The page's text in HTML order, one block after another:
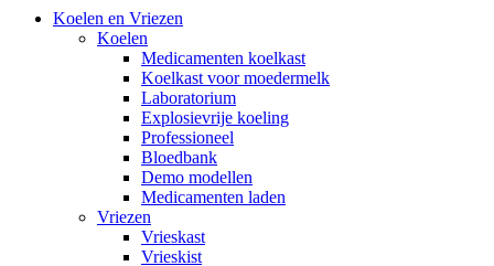
Koelen en Vriezen
Koelen
Medicamenten koelkast
Koelkast voor moedermelk
Laboratorium
Explosievrije koeling
Professioneel
Bloedbank
Demo modellen
Medicamenten laden
Vriezen
Vrieskast
Vrieskist